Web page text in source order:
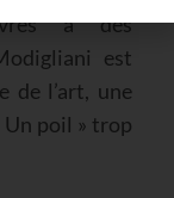
à des
est
de l’art, une
Un poil » trop